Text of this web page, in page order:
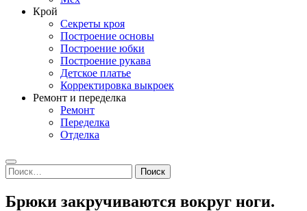
Крой
Секреты кроя
Построение основы
Построение юбки
Построение рукава
Детское платье
Корректировка выкроек
Ремонт и переделка
Ремонт
Переделка
Отделка
Search
Найти:
Брюки закручиваются вокруг ноги.